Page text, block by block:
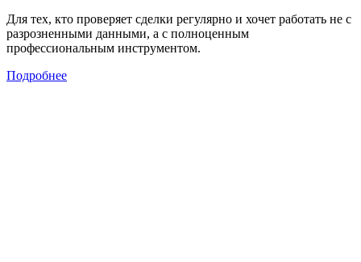
Для тех, кто проверяет сделки регулярно и хочет работать не с
разрозненными данными, а с полноценным
профессиональным инструментом.
Подробнее